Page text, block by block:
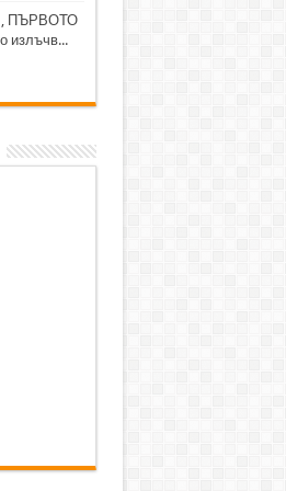
, ПЪРВОТО
излъчв...